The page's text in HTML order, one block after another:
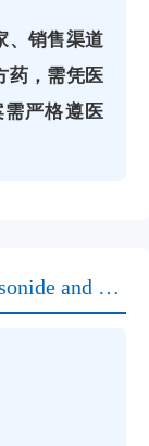
、销售渠道
药，需凭医
严格遵医
布地奈德福莫特罗粉吸入剂/Budesonide and Formoterol说明书